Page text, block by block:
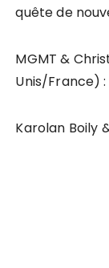
quête de
MGMT &
Unis/France)
Karolan Boily